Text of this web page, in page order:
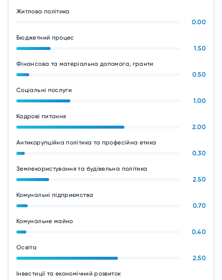
Житлова політика
0.00
Бюджетний процес
1.50
Фінансова та матеріальна допомога, гранти
0.50
Соціальні послуги
1.00
Кадрові питання
2.00
Антикорупційна політика та професійна етика
0.30
Землекористування та будівельна політика
2.50
Комунальні підприємства
0.70
Комунальне майно
0.40
Освіта
2.50
Інвестиції та економічний розвиток